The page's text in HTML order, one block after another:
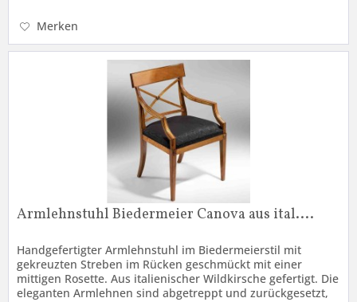
Merken
Armlehnstuhl Biedermeier Canova aus ital....
Handgefertigter Armlehnstuhl im Biedermeierstil mit
gekreuzten Streben im Rücken geschmückt mit einer
mittigen Rosette. Aus italienischer Wildkirsche gefertigt. Die
eleganten Armlehnen sind abgetreppt und zurückgesetzt,